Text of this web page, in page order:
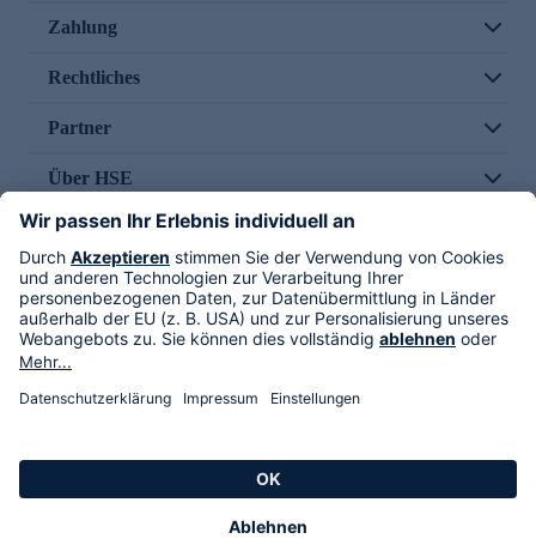
Zahlung
Rechtliches
Partner
Über HSE
Im TV
HSE International